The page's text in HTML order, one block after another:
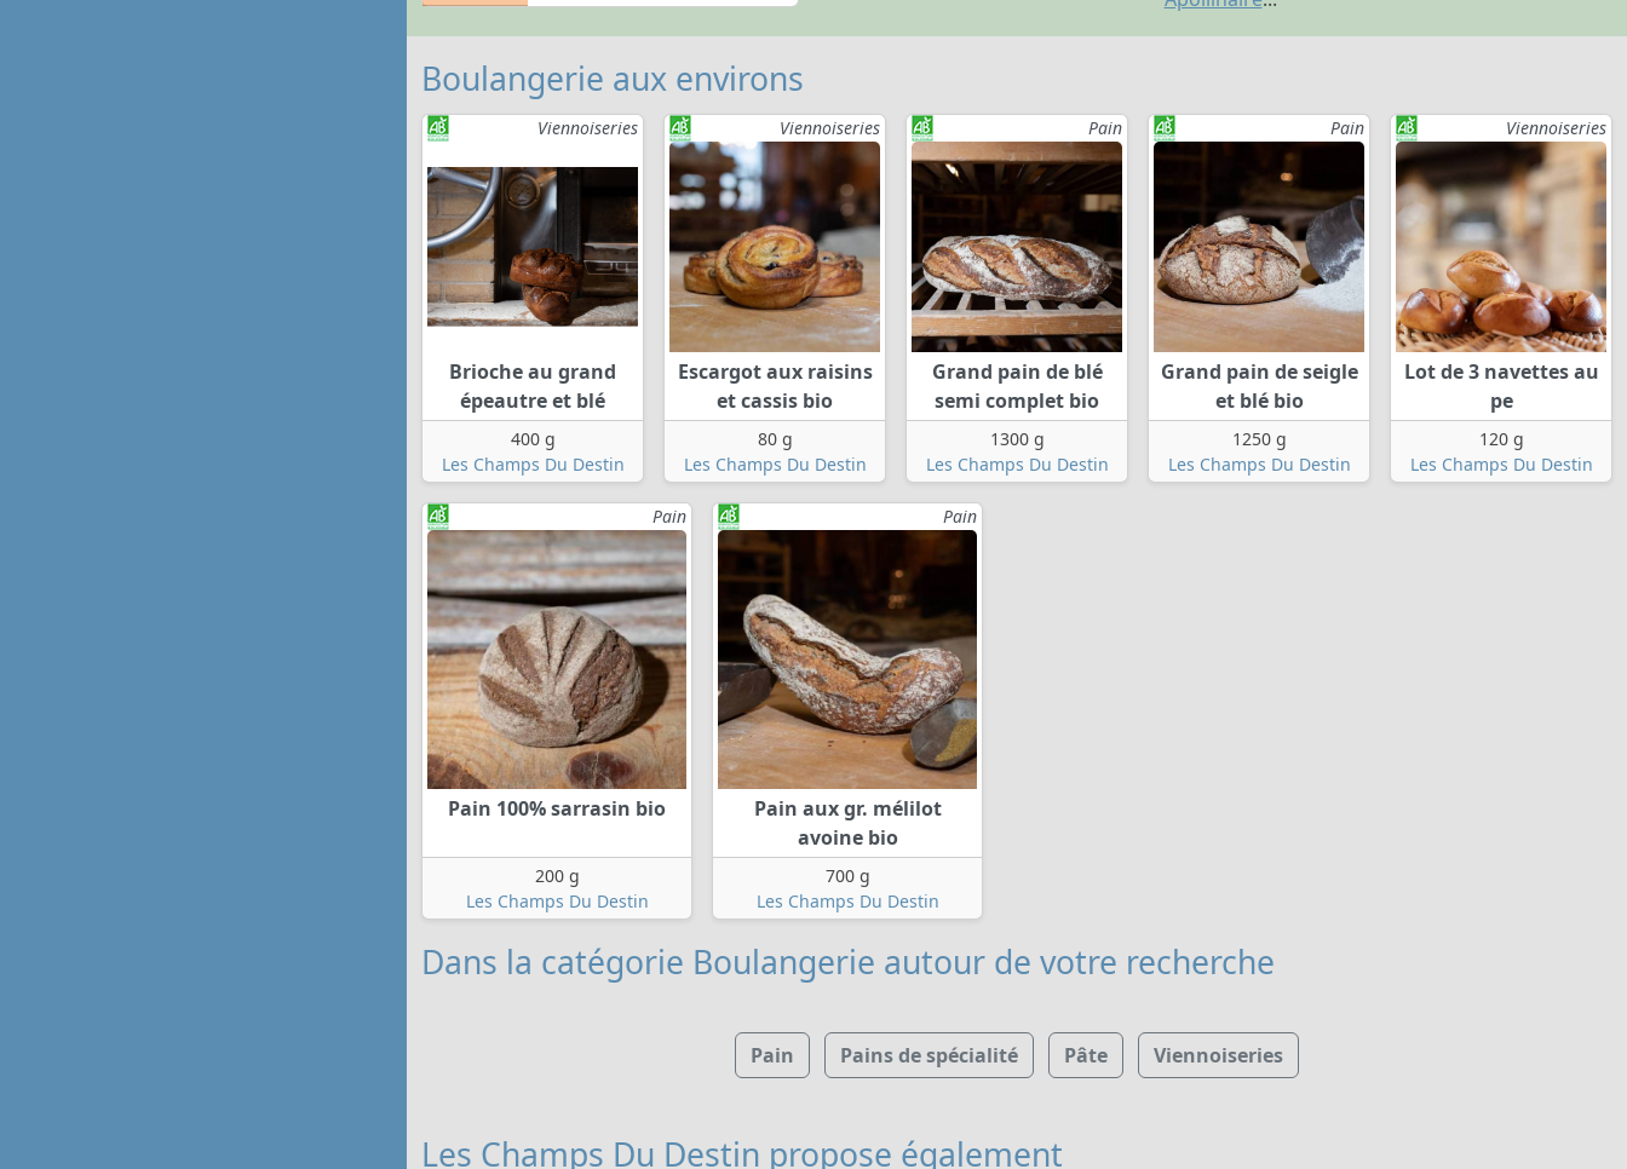
Boulangerie aux environs
Viennoiseries
Brioche au grand
épeautre et blé
400 g
Les Champs Du Destin
Viennoiseries
Escargot aux raisins
et cassis bio
80 g
Les Champs Du Destin
Pain
Grand pain de blé
semi complet bio
1300 g
Les Champs Du Destin
Pain
Grand pain de seigle
et blé bio
1250 g
Les Champs Du Destin
Viennoiseries
Lot de 3 navettes au
pe
120 g
Les Champs Du Destin
Pain
Pain 100% sarrasin bio
200 g
Les Champs Du Destin
Pain
Pain aux gr. mélilot
avoine bio
700 g
Les Champs Du Destin
Dans la catégorie Boulangerie autour de votre recherche
Pain Pains de spécialité Pâte Viennoiseries
Les Champs Du Destin propose également